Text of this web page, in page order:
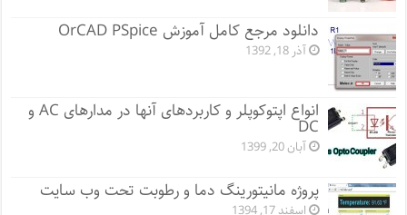
دانلود مرجع کامل آموزش OrCAD PSpice
آذر 18, 1392
انواع اپتوکوپلر و کاربردهای آنها در مدارهای AC و
DC
آبان 20, 1399
پروژه مانيتورينگ دما و رطوبت تحت وب سایت